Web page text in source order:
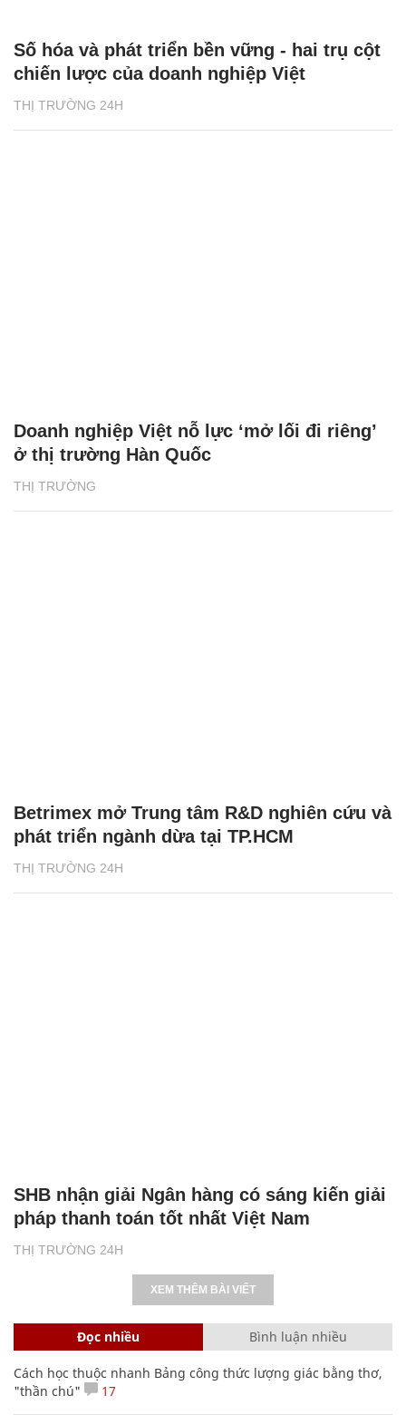
THỊ TRƯỜNG 24H
Số hóa và phát triển bền vững - hai trụ cột
chiến lược của doanh nghiệp Việt
THỊ TRƯỜNG
Doanh nghiệp Việt nỗ lực ‘mở lối đi riêng’
ở thị trường Hàn Quốc
THỊ TRƯỜNG 24H
Betrimex mở Trung tâm R&D nghiên cứu và
phát triển ngành dừa tại TP.HCM
THỊ TRƯỜNG 24H
SHB nhận giải Ngân hàng có sáng kiến giải
pháp thanh toán tốt nhất Việt Nam
XEM THÊM BÀI VIẾT
Đọc nhiều Bình luận nhiều
Cách học thuộc nhanh Bảng công thức lượng giác bằng thơ,
"thần chú"
17